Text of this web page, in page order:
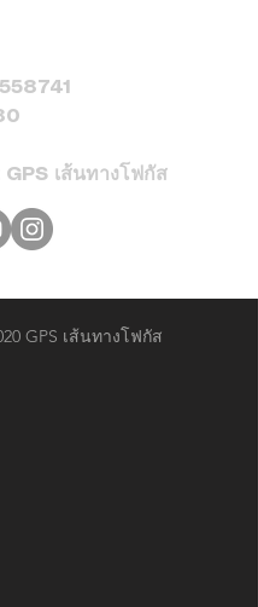
เส้นทางโฟกัส
GPS เส้นทางโฟกัส